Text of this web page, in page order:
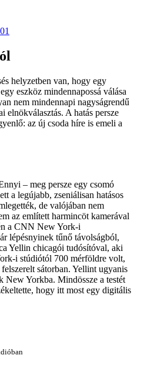
helyzetben van, hogy egy
eszköz mindennapossá válása
nem mindennapi nagyságrendű
elnökválasztás. A hatás persze
az új csoda híre is emeli a
– meg persze egy csomó
a legújabb, zseniálisan hatásos
de valójában nem
az említett harmincöt kamerával
a CNN New York-i
lépésnyinek tűnő távolságból,
Yellin chicagói tudósítóval, aki
i stúdiótól 700 mérföldre volt,
sátorban. Yellint ugyanis
New Yorkba. Mindössze a testét
hogy itt most egy digitális